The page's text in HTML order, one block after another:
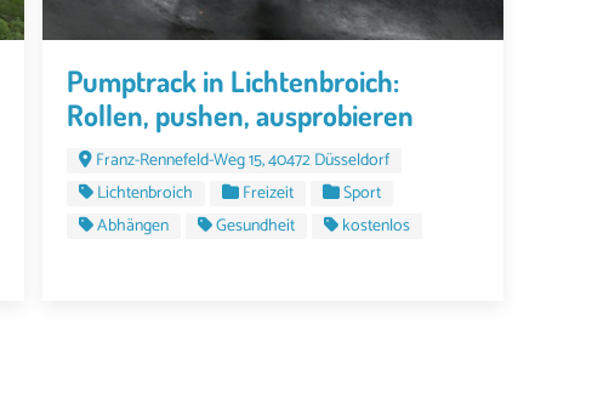
Pumptrack in Lichtenbroich:
Rollen, pushen, ausprobieren
Franz-Rennefeld-Weg 15, 40472 Düsseldorf
Lichtenbroich
Freizeit
Sport
Abhängen
Gesundheit kostenlos